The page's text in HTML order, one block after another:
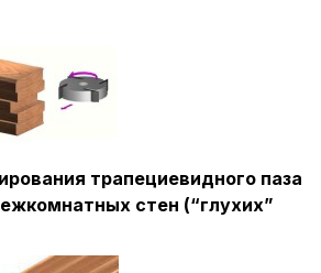
трапециевидного паза
стен (“глухих”